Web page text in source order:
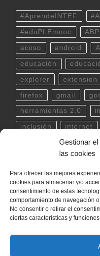
Gestionar
las cookies
Para ofrecer las mejores
cookies para almacenar y/o
consentimiento de estas
comportamiento de navegación
No consentir o retirar el
ciertas características y
#AprendeINTEF
#eduPLEmooc ABP
acoso android
educación
explorer
firefox gmail
herramientas 2.0
inclusión internet
linux
powerpoint scratch
teclado Telegram
ubuntu video
word YouTube